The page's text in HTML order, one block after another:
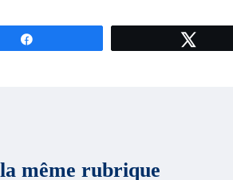
même rubrique